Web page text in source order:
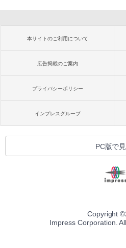
本サイトのご利用について
広告掲載のご案内
プライバシーポリシー
インプレスグループ
PC版で
Copyright ©
Impress Corporation.